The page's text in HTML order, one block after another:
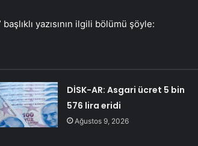
başlıklı yazısının ilgili bölümü şöyle:
DİSK-AR: Asgari ücret 5 bin
576 lira eridi
Ağustos 9, 2026